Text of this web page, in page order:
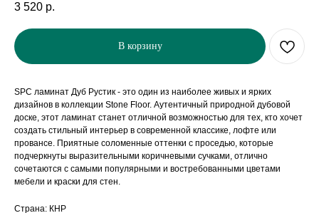
3 520 р.
В корзину
SPC ламинат Дуб Рустик - это один из наиболее живых и ярких
дизайнов в коллекции Stone Floor. Аутентичный природной дубовой
доске, этот ламинат станет отличной возможностью для тех, кто хочет
создать стильный интерьер в современной классике, лофте или
провансе. Приятные соломенные оттенки с проседью, которые
подчеркнуты выразительными коричневыми сучками, отлично
сочетаются с самыми популярными и востребованными цветами
мебели и краски для стен.
Страна: КНР